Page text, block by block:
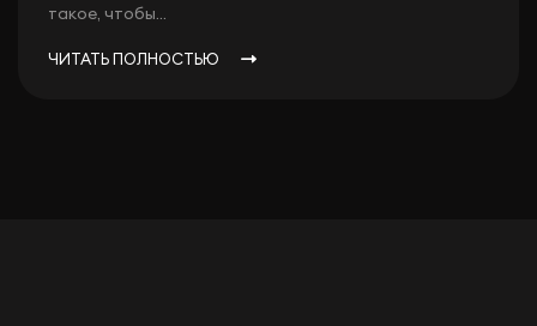
такое, чтобы...
ЧИТАТЬ ПОЛНОСТЬЮ